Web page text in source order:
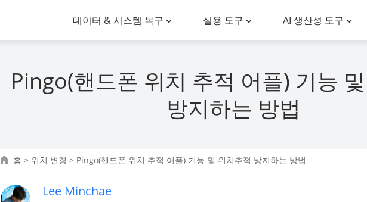
데이터 & 시스템 복구 실용 도구 AI 생산성 도구
Pingo(핸드폰 위치 추적 어플) 기능
방지하는 방법
홈 > 위치 변경 > Pingo(핸드폰 위치 추적 어플) 기능 및 위치추적 방지하는 방법
Lee Minchae